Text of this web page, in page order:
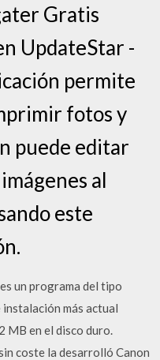
Gratis
UpdateStar -
permite
fotos y
puede editar
al
este
un programa del tipo
más actual
MB en el disco duro.
coste la desarrolló Canon